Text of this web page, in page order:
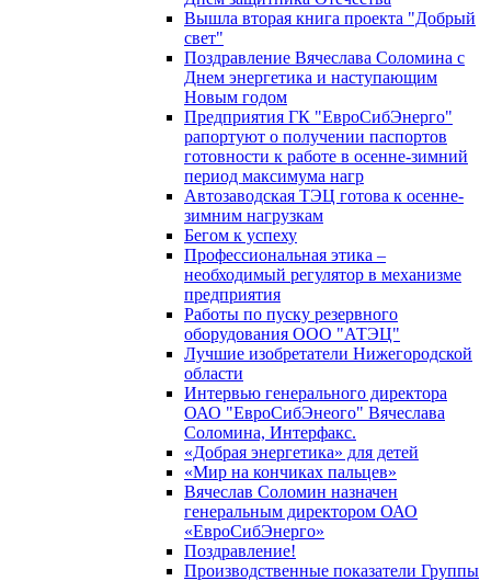
Вышла вторая книга проекта "Добрый
свет"
Поздравление Вячеслава Соломина с
Днем энергетика и наступающим
Новым годом
Предприятия ГК "ЕвроСибЭнерго"
рапортуют о получении паспортов
готовности к работе в осенне-зимний
период максимума нагр
Автозаводская ТЭЦ готова к осенне-
зимним нагрузкам
Бегом к успеху
Профессиональная этика –
необходимый регулятор в механизме
предприятия
Работы по пуску резервного
оборудования ООО "АТЭЦ"
Лучшие изобретатели Нижегородской
области
Интервью генерального директора
ОАО "ЕвроСибЭнеого" Вячеслава
Соломина, Интерфакс.
«Добрая энергетика» для детей
«Мир на кончиках пальцев»
Вячеслав Соломин назначен
генеральным директором ОАО
«ЕвроСибЭнерго»
Поздравление!
Производственные показатели Группы